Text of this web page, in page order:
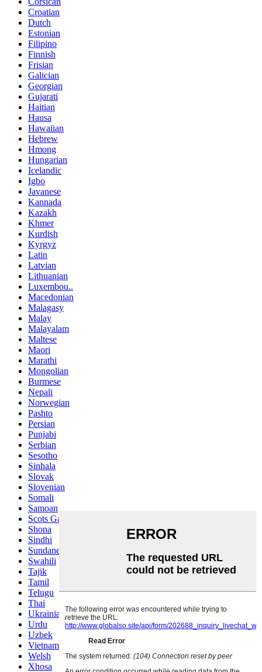
Croatian
Dutch
Estonian
Filipino
Finnish
Frisian
Galician
Georgian
Gujarati
Haitian
Hausa
Hawaiian
Hebrew
Hmong
Hungarian
Icelandic
Igbo
Javanese
Kannada
Kazakh
Khmer
Kurdish
Kyrgyz
Latin
Latvian
Lithuanian
Luxembou..
Macedonian
Malagasy
Malay
Malayalam
Maltese
Maori
Marathi
Mongolian
Burmese
Nepali
Norwegian
Pashto
Persian
Punjabi
Serbian
Sesotho
Sinhala
Slovak
Slovenian
Somali
Samoan
Scots Gaelic
Shona
Sindhi
Sundanese
Swahili
Tajik
Tamil
Telugu
Thai
Ukrainian
Urdu
Uzbek
Vietnamese
Welsh
Xhosa